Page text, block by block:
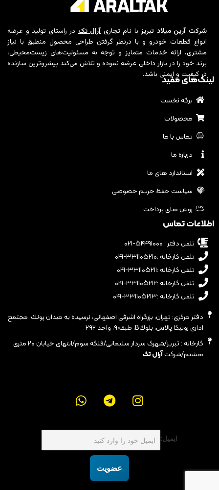
شرکت آرین میلاد تبریزبا نام تجاریآرال تکدر راستای تولید و عرضه
انواع قطعات خودرو و با درنظر گرفتن طراحی محصول منطبق با نیاز
مشتری، ارائه خدمات متمایز و توجه به مسئولیت‌های زیست‌محیطی،
برند خود را در بازار داخلی عرضه نموده و تلاش می‌کند پیشروترین سازنده
در کیفیت و ایمنی باشد.
لینک‌های مفید
برگه نخست
محصولات
تماس با ما
درباره ما
استاندارد های ما
سیاست حفظ حریم خصوصی
روش های پرداخت
اطلاعات تماس
تلفن دفتر : ۵۴۴۹۱۰۰۰-۰۲۱
تلفن کارخانه :۳۳۱۱۰۵۲۱۰-۰۴۱
تلفن کارخانه :۳۳۱۱۰۵۲۱۱-۰۴۱
تلفن کارخانه :۳۳۱۱۰۵۲۱۲-۰۴۱
تلفن کارخانه :۳۳۱۱۰۵۲۱۳-۰۴۱
دفتر مرکزی: تهران، بزرگراه اشرفى اصفهانى، نرسيده به ميدان پونك، مجتمع
ادارى رونيكا پالاس، بلوكB، طبقه٩، واحد ٢٩٢
کارخانه : تبریز/شهرک سردار سلیمانی/فلکه سوم/انتهای خیابان ۲۰ متری
هشتم/شرکتآرال تک
ایمیل:
عضویت